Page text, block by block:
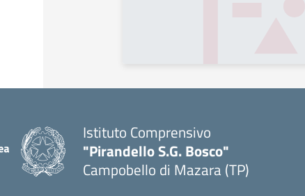
Istituto Comprensivo
"Pirandello S.G. Bosco"
Campobello di Mazara (TP)